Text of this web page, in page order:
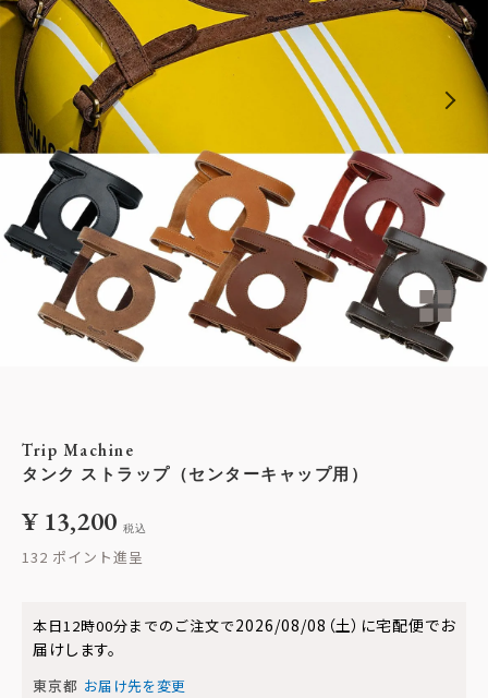
Trip Machine
タンク ストラップ（センターキャップ用）
¥ 13,200 税込
132
本日12時00分までのご注文で2026/08/08（土） に宅配便でお
届けします。
東京都 お届け先を変更